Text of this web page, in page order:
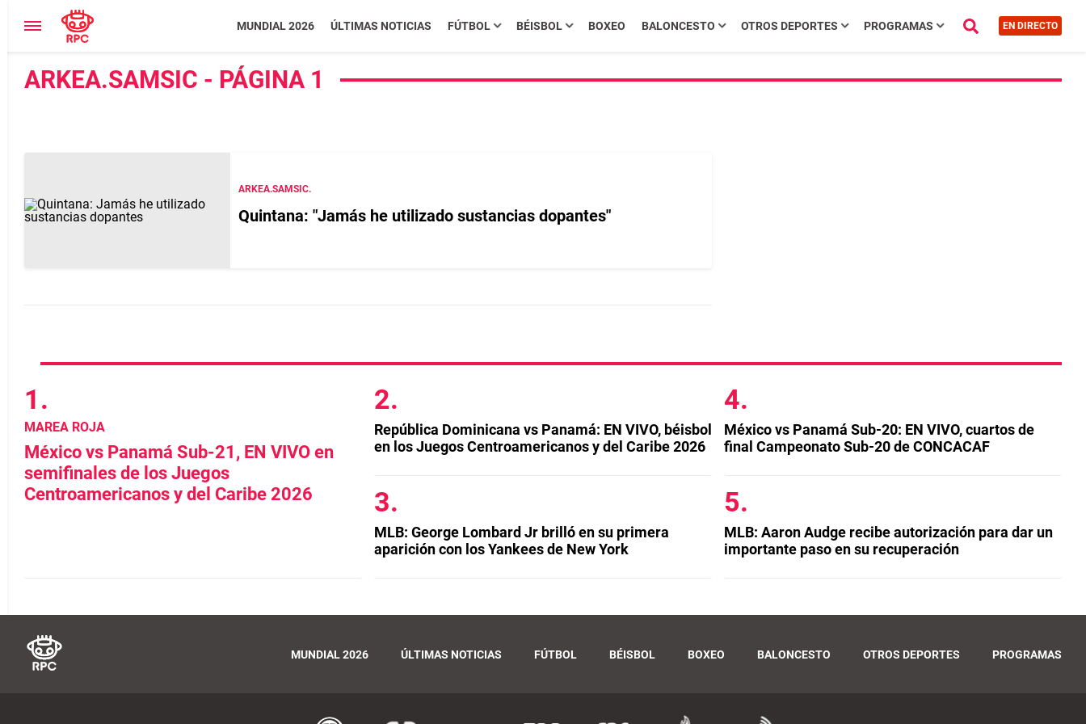
MUNDIAL 2026 ÚLTIMAS NOTICIAS FÚTBOL BÉISBOL BOXEO BALONCESTO OTROS DEPORTES PROGRAMAS EN DIRECTO
ARKEA.SAMSIC - PÁGINA 1
ARKEA.SAMSIC.
Quintana: "Jamás he utilizado sustancias dopantes"
MAREA ROJA
México vs Panamá Sub-21, EN VIVO en
semifinales de los Juegos
Centroamericanos y del Caribe 2026
República Dominicana vs Panamá: EN VIVO, béisbol
en los Juegos Centroamericanos y del Caribe 2026
MLB: George Lombard Jr brilló en su primera
aparición con los Yankees de New York
México vs Panamá Sub-20: EN VIVO, cuartos de
final Campeonato Sub-20 de CONCACAF
MLB: Aaron Audge recibe autorización para dar un
importante paso en su recuperación
MUNDIAL 2026 ÚLTIMAS NOTICIAS FÚTBOL BÉISBOL BOXEO BALONCESTO OTROS DEPORTES PROGRAMAS